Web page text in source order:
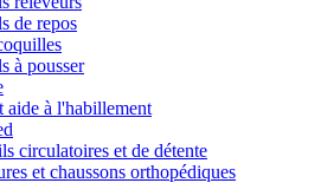
de repos
à pousser
aide à l'habillement
circulatoires et de détente
et chaussons orthopédiques